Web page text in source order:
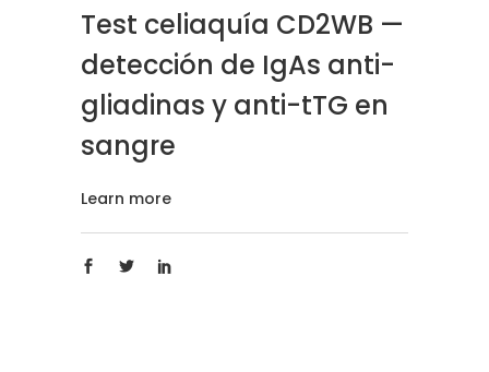
Test celiaquía CD2WB —
detección de IgAs anti-
gliadinas y anti-tTG en
sangre
Learn more